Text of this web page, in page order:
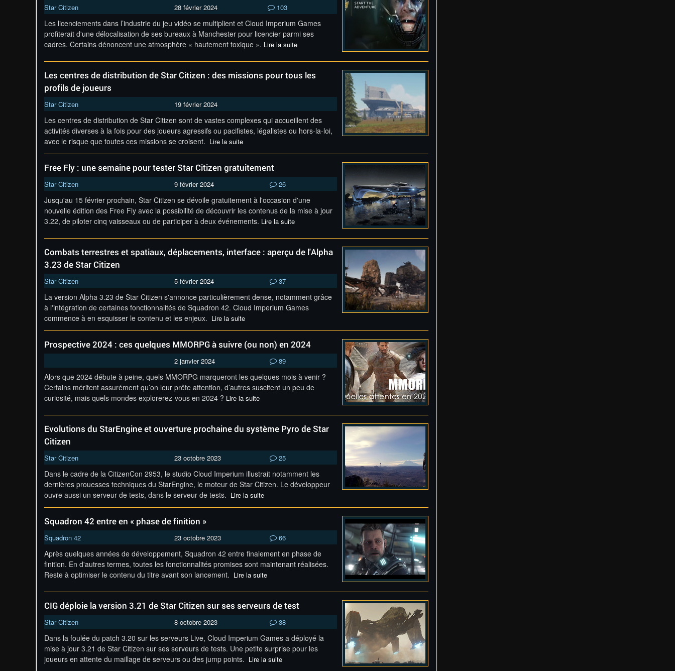
Star Citizen 28 février 2024 103
Les licenciements dans l’industrie du jeu vidéo se multiplient et Cloud Imperium Games
profiterait d'une délocalisation de ses bureaux à Manchester pour licencier parmi ses
cadres. Certains dénoncent une atmosphère « hautement toxique ». Lire la suite
Les centres de distribution de Star Citizen : des missions pour tous les
profils de joueurs
Star Citizen 19 février 2024
Les centres de distribution de Star Citizen sont de vastes complexes qui accueillent des
activités diverses à la fois pour des joueurs agressifs ou pacifistes, légalistes ou hors-la-loi,
avec le risque que toutes ces missions se croisent. Lire la suite
Free Fly : une semaine pour tester Star Citizen gratuitement
Star Citizen 9 février 2024 26
Jusqu'au 15 février prochain, Star Citizen se dévoile gratuitement à l'occasion d'une
nouvelle édition des Free Fly avec la possibilité de découvrir les contenus de la mise à jour
3.22, de piloter cinq vaisseaux ou de participer à deux événements. Lire la suite
Combats terrestres et spatiaux, déplacements, interface : aperçu de l'Alpha
3.23 de Star Citizen
Star Citizen 5 février 2024 37
La version Alpha 3.23 de Star Citizen s'annonce particulièrement dense, notamment grâce
à l'intégration de certaines fonctionnalités de Squadron 42. Cloud Imperium Games
commence à en esquisser le contenu et les enjeux. Lire la suite
Prospective 2024 : ces quelques MMORPG à suivre (ou non) en 2024
2 janvier 2024 89
Alors que 2024 débute à peine, quels MMORPG marqueront les quelques mois à venir ?
Certains méritent assurément qu’on leur prête attention, d’autres suscitent un peu de
curiosité, mais quels mondes explorerez-vous en 2024 ? Lire la suite
Evolutions du StarEngine et ouverture prochaine du système Pyro de Star
Citizen
Star Citizen 23 octobre 2023 25
Dans le cadre de la CitizenCon 2953, le studio Cloud Imperium illustrait notamment les
dernières prouesses techniques du StarEngine, le moteur de Star Citizen. Le développeur
ouvre aussi un serveur de tests, dans le serveur de tests. Lire la suite
Squadron 42 entre en « phase de finition »
Squadron 42 23 octobre 2023 66
Après quelques années de développement, Squadron 42 entre finalement en phase de
finition. En d'autres termes, toutes les fonctionnalités promises sont maintenant réalisées.
Reste à optimiser le contenu du titre avant son lancement. Lire la suite
CIG déploie la version 3.21 de Star Citizen sur ses serveurs de test
Star Citizen 8 octobre 2023 38
Dans la foulée du patch 3.20 sur les serveurs Live, Cloud Imperium Games a déployé la
mise à jour 3.21 de Star Citizen sur ses serveurs de tests. Une petite surprise pour les
joueurs en attente du maillage de serveurs ou des jump points. Lire la suite